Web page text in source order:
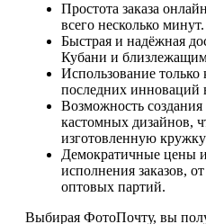
Простота заказа
всего несколько минут.
Быстрая и надёжная
Кубани и
Использование только
последних инноваций
Возможность
кастомных дизайнов,
изготовленную
Демократичные цены
исполнения заказов,
оптовых партий.
Выбирая ФотоПочту, вы